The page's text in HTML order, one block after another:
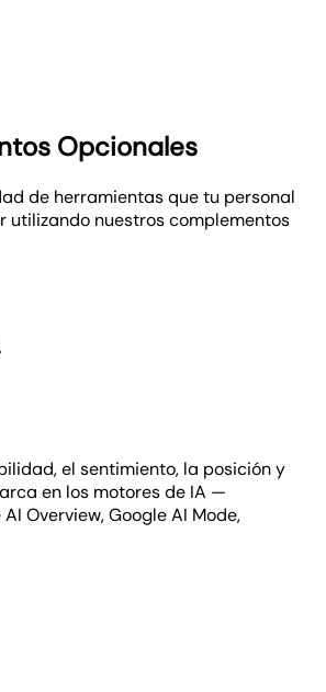
Opcionales
de herramientas que tu personal
utilizando nuestros complementos
el sentimiento, la posición y
en los motores de IA —
Overview, Google AI Mode,